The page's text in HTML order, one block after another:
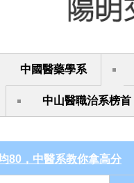
中國醫藥學系
中山醫職治系榜首
80，中醫系教你拿高分